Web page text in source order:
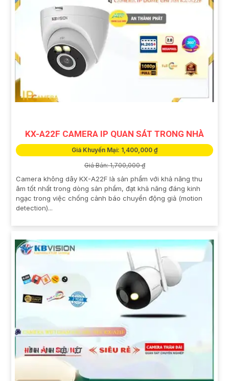
KX-A22F CAMERA IP QUAN SÁT TRONG NHÀ
Giá Khuyến Mại: 1,400,000 ₫
Giá Bán: 1,700,000 ₫
Camera không dây KX-A22F là sản phẩm với khả năng thu
âm tốt nhất trong dòng sản phẩm, đạt khả năng đáng kinh
ngạc trong việc chống cảnh báo chuyển động giả (motion
detection)...